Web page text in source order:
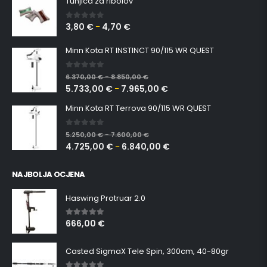
0 out of 5
3,80 € – 4,70 €
Minn Kota RT INSTINCT 90/115 WR QUEST
0 out of 5
6.370,00€–8.850,00€
5.733,00 € – 7.965,00 €
Minn Kota RT Terrova 90/115 WR QUEST
0 out of 5
5.250,00€–7.600,00€
4.725,00 € – 6.840,00 €
NAJBOLJA OCJENA
Haswing Protruar 2.0
5.00 out of 5
666,00 €
Casted SigmaX Tele Spin, 300cm, 40-80gr